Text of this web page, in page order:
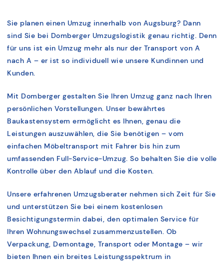
Sie planen einen Umzug innerhalb von Augsburg? Dann
sind Sie bei Domberger Umzugslogistik genau richtig. Denn
für uns ist ein Umzug mehr als nur der Transport von A
nach A – er ist so individuell wie unsere Kundinnen und
Kunden.
Mit Domberger gestalten Sie Ihren Umzug ganz nach Ihren
persönlichen Vorstellungen. Unser bewährtes
Baukastensystem ermöglicht es Ihnen, genau die
Leistungen auszuwählen, die Sie benötigen – vom
einfachen Möbeltransport mit Fahrer bis hin zum
umfassenden Full-Service-Umzug. So behalten Sie die volle
Kontrolle über den Ablauf und die Kosten.
Unsere erfahrenen Umzugsberater nehmen sich Zeit für Sie
und unterstützen Sie bei einem kostenlosen
Besichtigungstermin dabei, den optimalen Service für
Ihren Wohnungswechsel zusammenzustellen. Ob
Verpackung, Demontage, Transport oder Montage – wir
bieten Ihnen ein breites Leistungsspektrum in